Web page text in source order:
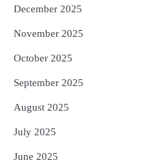
December 2025
November 2025
October 2025
September 2025
August 2025
July 2025
June 2025